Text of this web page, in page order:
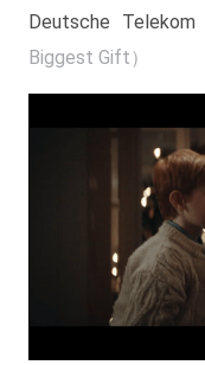
Deutsche
Biggest Gift）